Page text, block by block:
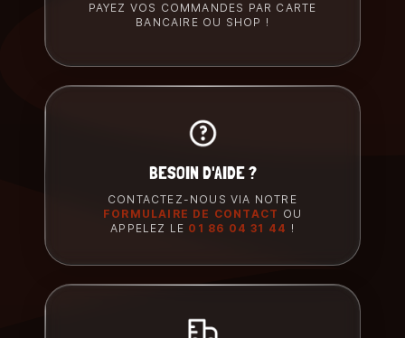
PAYEZ VOS COMMANDES PAR CARTE
BANCAIRE OU SHOP !
BESOIN D'AIDE ?
CONTACTEZ-NOUS VIA NOTRE
FORMULAIRE DE CONTACT OU
APPELEZ LE 01 86 04 31 44 !